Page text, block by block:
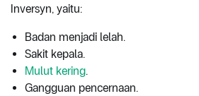
Inversyn, yaitu:
Badan menjadi lelah.
Sakit kepala.
Mulut kering.
Gangguan pencernaan.